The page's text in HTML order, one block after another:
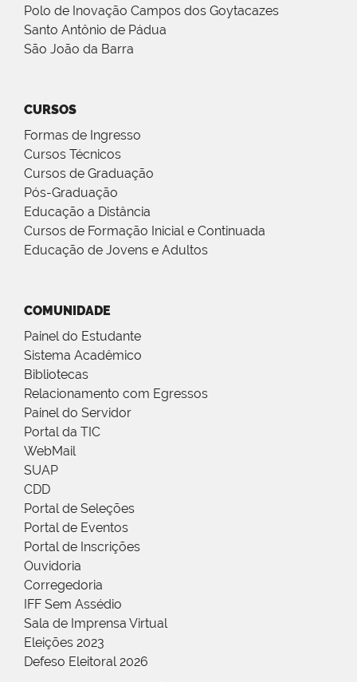
Polo de Inovação Campos dos Goytacazes
Santo Antônio de Pádua
São João da Barra
CURSOS
Formas de Ingresso
Cursos Técnicos
Cursos de Graduação
Pós-Graduação
Educação a Distância
Cursos de Formação Inicial e Continuada
Educação de Jovens e Adultos
COMUNIDADE
Painel do Estudante
Sistema Acadêmico
Bibliotecas
Relacionamento com Egressos
Painel do Servidor
Portal da TIC
WebMail
SUAP
CDD
Portal de Seleções
Portal de Eventos
Portal de Inscrições
Ouvidoria
Corregedoria
IFF Sem Assédio
Sala de Imprensa Virtual
Eleições 2023
Defeso Eleitoral 2026